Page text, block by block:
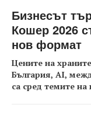
Бизнесът
Кошер 2026
нов формат
Цените на
България, AI,
са сред темите